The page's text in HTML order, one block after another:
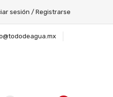
sesión / Registrarse